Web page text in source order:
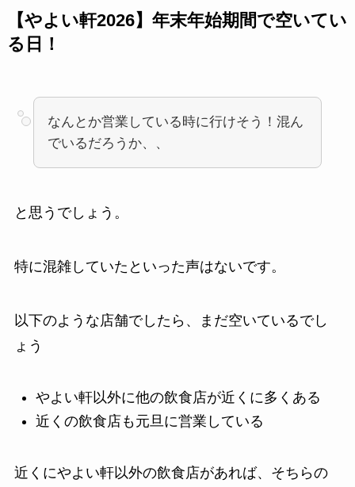
【やよい軒2026】年末年始期間で空いてい
る日！
なんとか営業している時に行けそう！混ん
でいるだろうか、、
と思うでしょう。
特に混雑していたといった声はないです。
以下のような店舗でしたら、まだ空いているでし
ょう
やよい軒以外に他の飲食店が近くに多くある
近くの飲食店も元旦に営業している
近くにやよい軒以外の飲食店があれば、そちらの